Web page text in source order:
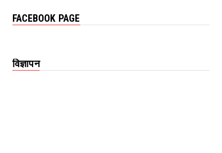
FACEBOOK PAGE
विज्ञापन